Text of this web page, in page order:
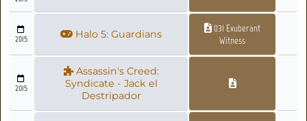
2015 Halo 5: Guardians
031 Exuberant
Witness
2015
Assassin's Creed:
Syndicate - Jack el
Destripador